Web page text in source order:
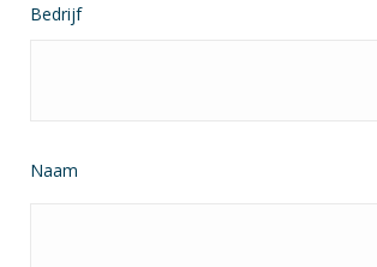
Bedrijf
Naam